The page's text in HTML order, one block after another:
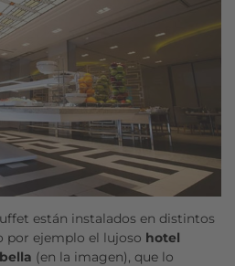
están instalados en distintos
por ejemplo el lujoso hotel
(en la imagen), que lo